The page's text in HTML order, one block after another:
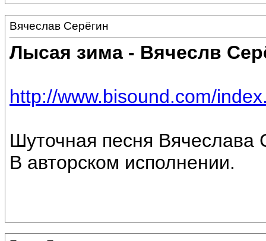
Вячеслав Серёгин
Лысая зима - Вячеслв
http://www.bisound.com/
Шуточная песня Вячеслава
В авторском исполнении.